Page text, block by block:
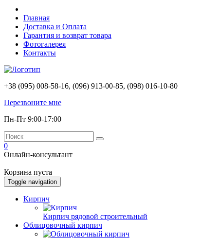
Главная
Доставка и Оплата
Гарантия и возврат товара
Фотогалерея
Контакты
+38 (095) 008-58-16, (096) 913-00-85, (098) 016-10-80
Перезвоните мне
Пн-Пт 9:00-17:00
0
Онлайн-консультант
Корзина пуста
Toggle navigation
Кирпич
Кирпич рядовой строительный
Облицовочный кирпич